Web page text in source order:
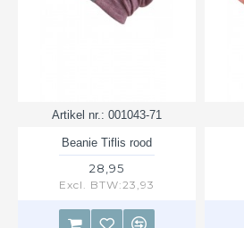
Artikel nr.: 001043-71
Beanie Tiflis rood
28,95
Excl. BTW:23,93